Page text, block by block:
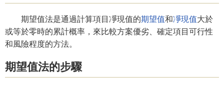
期望值法是通過計算項目凈現值的期望值和凈現值大於
或等於零時的累計概率，來比較方案優劣、確定項目可行性
和風險程度的方法。
期望值法的步驟